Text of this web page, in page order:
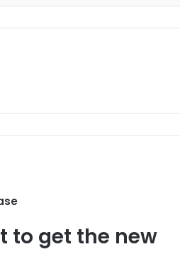
to get the new